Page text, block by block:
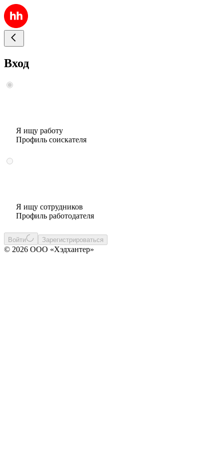
Вход
Я ищу работу
Профиль соискателя
Я ищу сотрудников
Профиль работодателя
Войти Зарегистрироваться
© 2026 ООО «Хэдхантер»